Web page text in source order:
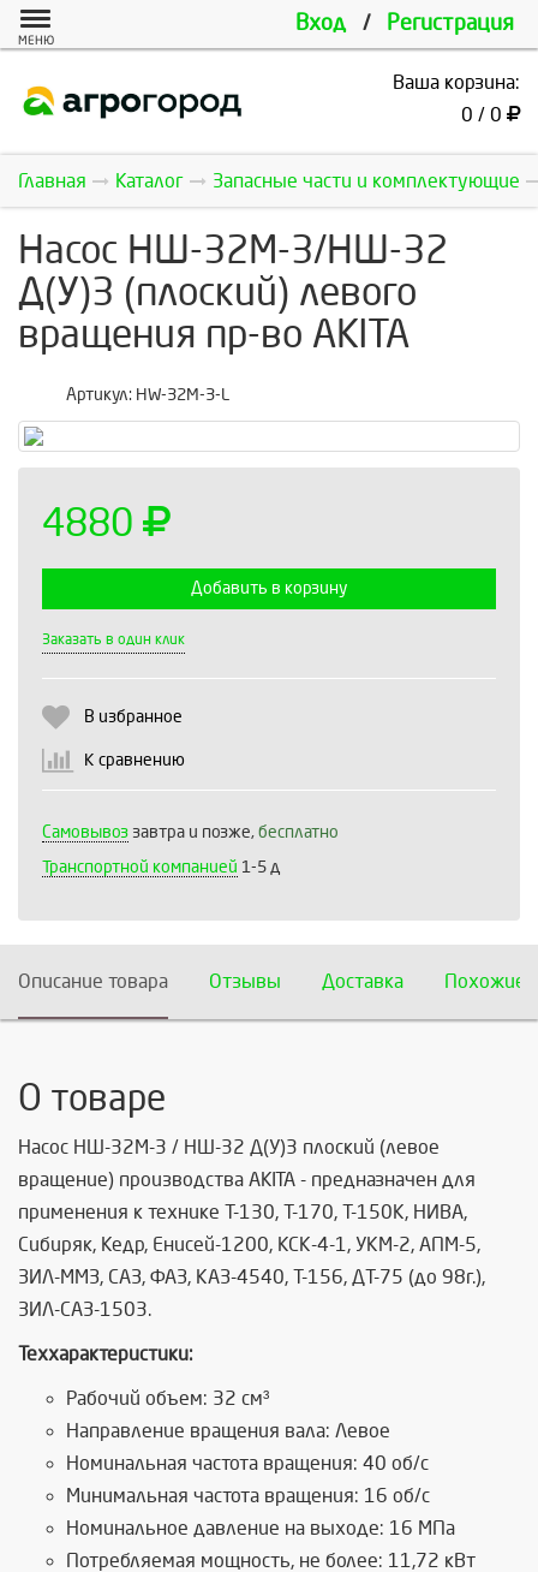
Вход / Регистрация
МЕНЮ
Ваша корзина:
0 / 0
Главная Каталог Запасные части и комплектующие
Насос НШ-32М-3/НШ-32
Д(У)3 (плоский) левого
вращения пр-во AKITA
Артикул: HW-32M-3-L
4880
Добавить в корзину
Заказать в один клик
В избранное
К сравнению
Самовывоз завтра и позже, бесплатно
Транспортной компанией 1-5 д
Описание товара Отзывы Доставка Похожие
О товаре
Насос НШ-32М-3 / НШ-32 Д(У)3 плоский (левое
вращение) производства AKITA - предназначен для
применения к технике Т-130, Т-170, Т-150К, НИВА,
Сибиряк, Кедр, Енисей-1200, КСК-4-1, УКМ-2, АПМ-5,
ЗИЛ-ММЗ, САЗ, ФАЗ, КАЗ-4540, Т-156, ДТ-75 (до 98г.),
ЗИЛ-САЗ-1503.
Теххарактеристики:
Рабочий объем: 32 см³
Направление вращения вала: Левое
Номинальная частота вращения: 40 об/с
Минимальная частота вращения: 16 об/с
Номинальное давление на выходе: 16 МПа
Потребляемая мощность, не более: 11,72 кВт